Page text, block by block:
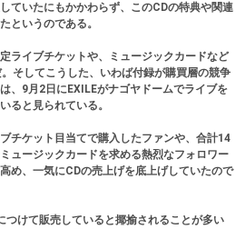
ていたにもかかわらず、このCDの特典や関連
というのである。
ライブチケットや、ミュージックカードなど
そしてこうした、いわば付録が購買層の競争
、9月2日にEXILEがナゴヤドームでライブを
ると見られている。
チケット目当てで購入したファンや、合計14
ュージックカードを求める熱烈なフォロワー
め、一気にCDの売上げを底上げしていたので
けて販売していると揶揄されることが多い